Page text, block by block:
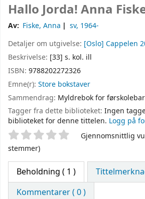
Hallo Jorda!Anna
Av: Fiske, Anna sv, 1964-
Detaljer om utgivelse: [Oslo] Cappelen
Beskrivelse: [33] s. kol. ill
ISBN: 9788202272326
Emne(r): Store bokstaver
Sammendrag: Myldrebok for
Tagger fra dette biblioteket: Ingen
biblioteket for denne tittelen. Logg på
StjernevurderingGjennomsnittlig
stemmer)
Beholdning ( 1 )
Kommentarer ( 0 )